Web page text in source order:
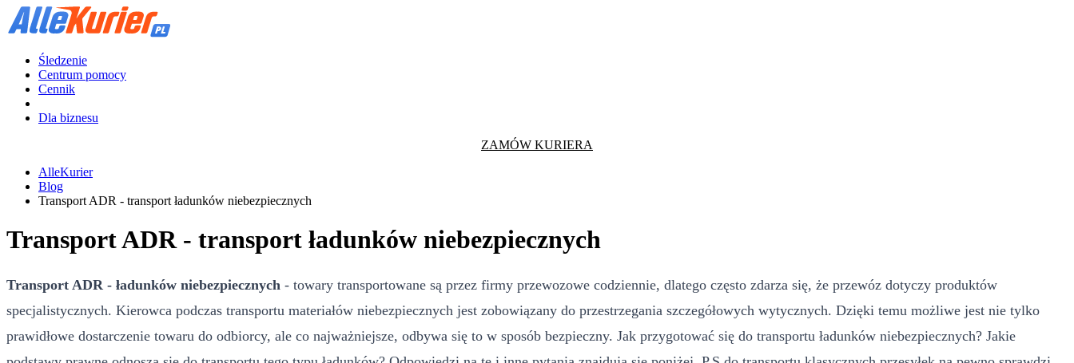
Śledzenie
Centrum pomocy
Cennik
Dla biznesu
ZAMÓW KURIERA
AlleKurier
Blog
Transport ADR - transport ładunków niebezpiecznych
Transport ADR - transport ładunków niebezpiecznych
Transport ADR - ładunków niebezpiecznych - towary transportowane są przez firmy przewozowe codziennie, dlatego często zdarza się, że przewóz dotyczy produktów
specjalistycznych. Kierowca podczas transportu materiałów niebezpiecznych jest zobowiązany do przestrzegania szczegółowych wytycznych. Dzięki temu możliwe jest nie tylko
prawidłowe dostarczenie towaru do odbiorcy, ale co najważniejsze, odbywa się to w sposób bezpieczny. Jak przygotować się do transportu ładunków niebezpiecznych? Jakie